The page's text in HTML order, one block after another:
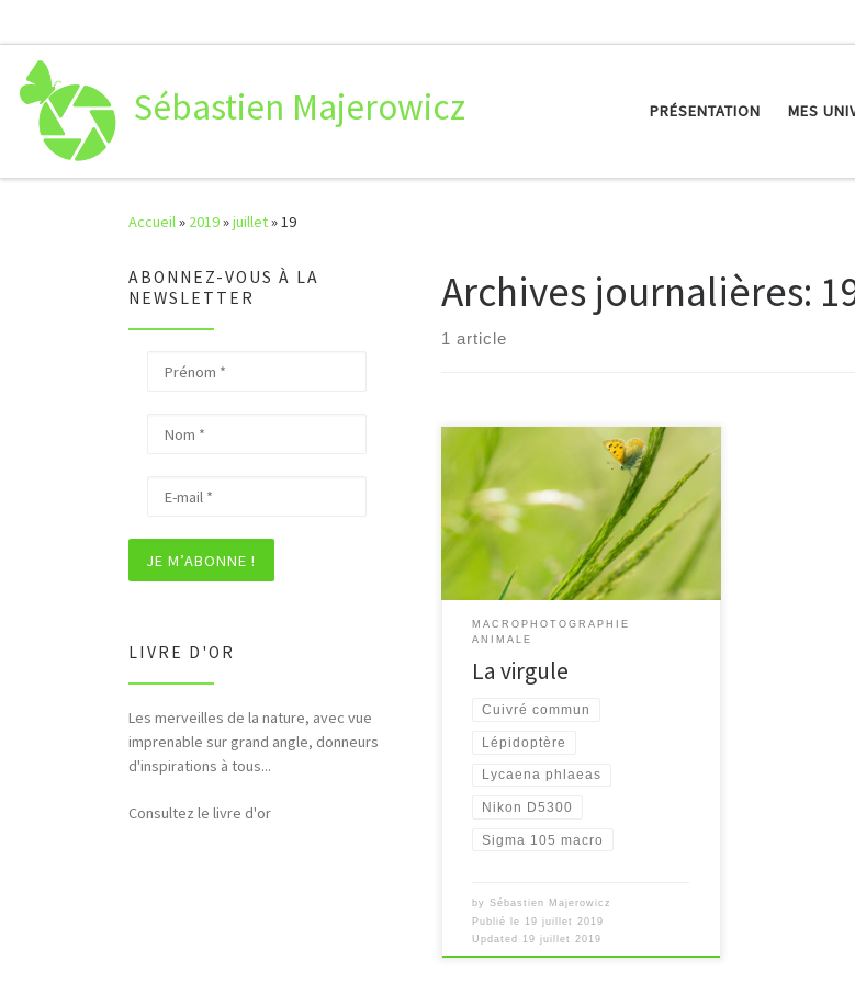
Sébastien Majerowicz PRÉSENTATION MES
Accueil» 2019»juillet»19
Archives journalières:
1 article
[…]
MACROPHOTOGRAPHIE
ANIMALE
La virgule
Cuivré commun
Lépidoptère
Lycaena phlaeas
Nikon D5300
Sigma 105 macro
bySébastien Majerowicz
Publié le 19 juillet 2019
Updated 19 juillet 2019
ABONNEZ-VOUS À LA
NEWSLETTER
LIVRE D'OR
Les merveilles de la nature, avec vue
imprenable sur grand angle, donneurs
d'inspirations à tous...
Consultez le livre d'or